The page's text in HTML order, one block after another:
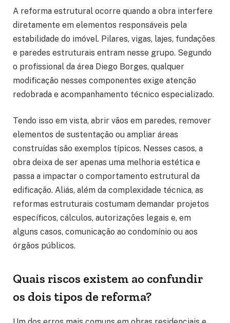
A reforma estrutural ocorre quando a obra interfere
diretamente em elementos responsáveis pela
estabilidade do imóvel. Pilares, vigas, lajes, fundações
e paredes estruturais entram nesse grupo. Segundo
o profissional da área Diego Borges, qualquer
modificação nesses componentes exige atenção
redobrada e acompanhamento técnico especializado.
Tendo isso em vista, abrir vãos em paredes, remover
elementos de sustentação ou ampliar áreas
construídas são exemplos típicos. Nesses casos, a
obra deixa de ser apenas uma melhoria estética e
passa a impactar o comportamento estrutural da
edificação. Aliás, além da complexidade técnica, as
reformas estruturais costumam demandar projetos
específicos, cálculos, autorizações legais e, em
alguns casos, comunicação ao condomínio ou aos
órgãos públicos.
Quais riscos existem ao confundir
os dois tipos de reforma?